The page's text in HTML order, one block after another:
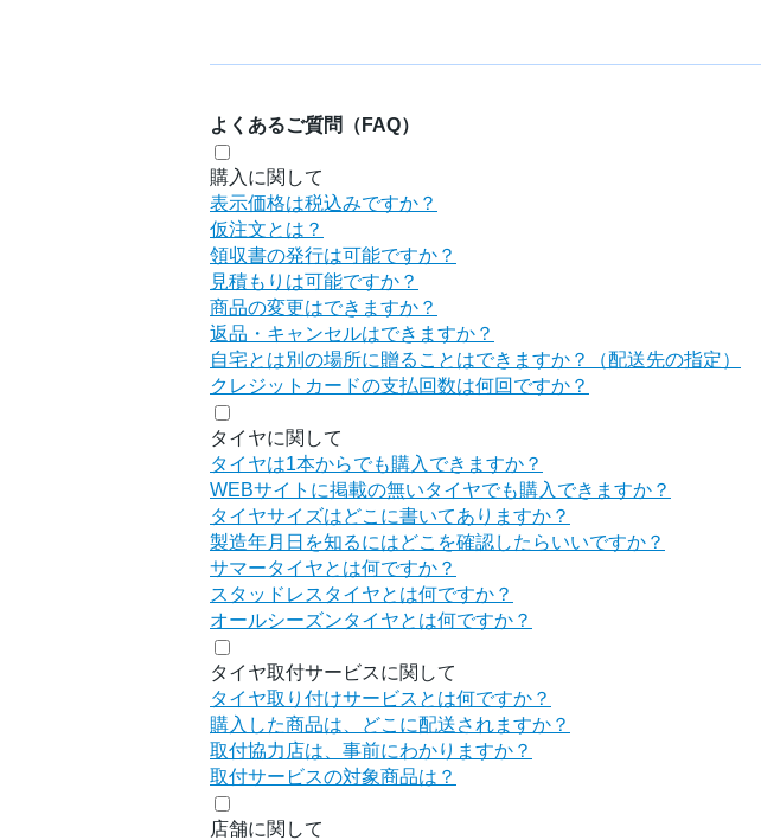
よくあるご質問（FAQ）
購入に関して
表示価格は税込みですか？
仮注文とは？
領収書の発行は可能ですか？
見積もりは可能ですか？
商品の変更はできますか？
返品・キャンセルはできますか？
自宅とは別の場所に贈ることはできますか？（配送先の指定）
クレジットカードの支払回数は何回ですか？
タイヤに関して
タイヤは1本からでも購入できますか？
WEBサイトに掲載の無いタイヤでも購入できますか？
タイヤサイズはどこに書いてありますか？
製造年月日を知るにはどこを確認したらいいですか？
サマータイヤとは何ですか？
スタッドレスタイヤとは何ですか？
オールシーズンタイヤとは何ですか？
タイヤ取付サービスに関して
タイヤ取り付けサービスとは何ですか？
購入した商品は、どこに配送されますか？
取付協力店は、事前にわかりますか？
取付サービスの対象商品は？
店舗に関して